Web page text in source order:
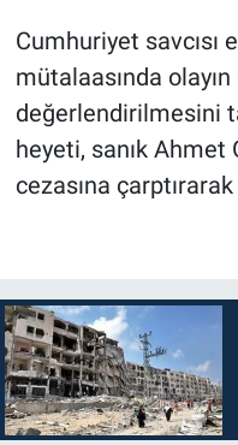
Cumhuriyet savcısı
mütalaasında
değerlendirilmesini
heyeti, sanık Ahmet
cezasına